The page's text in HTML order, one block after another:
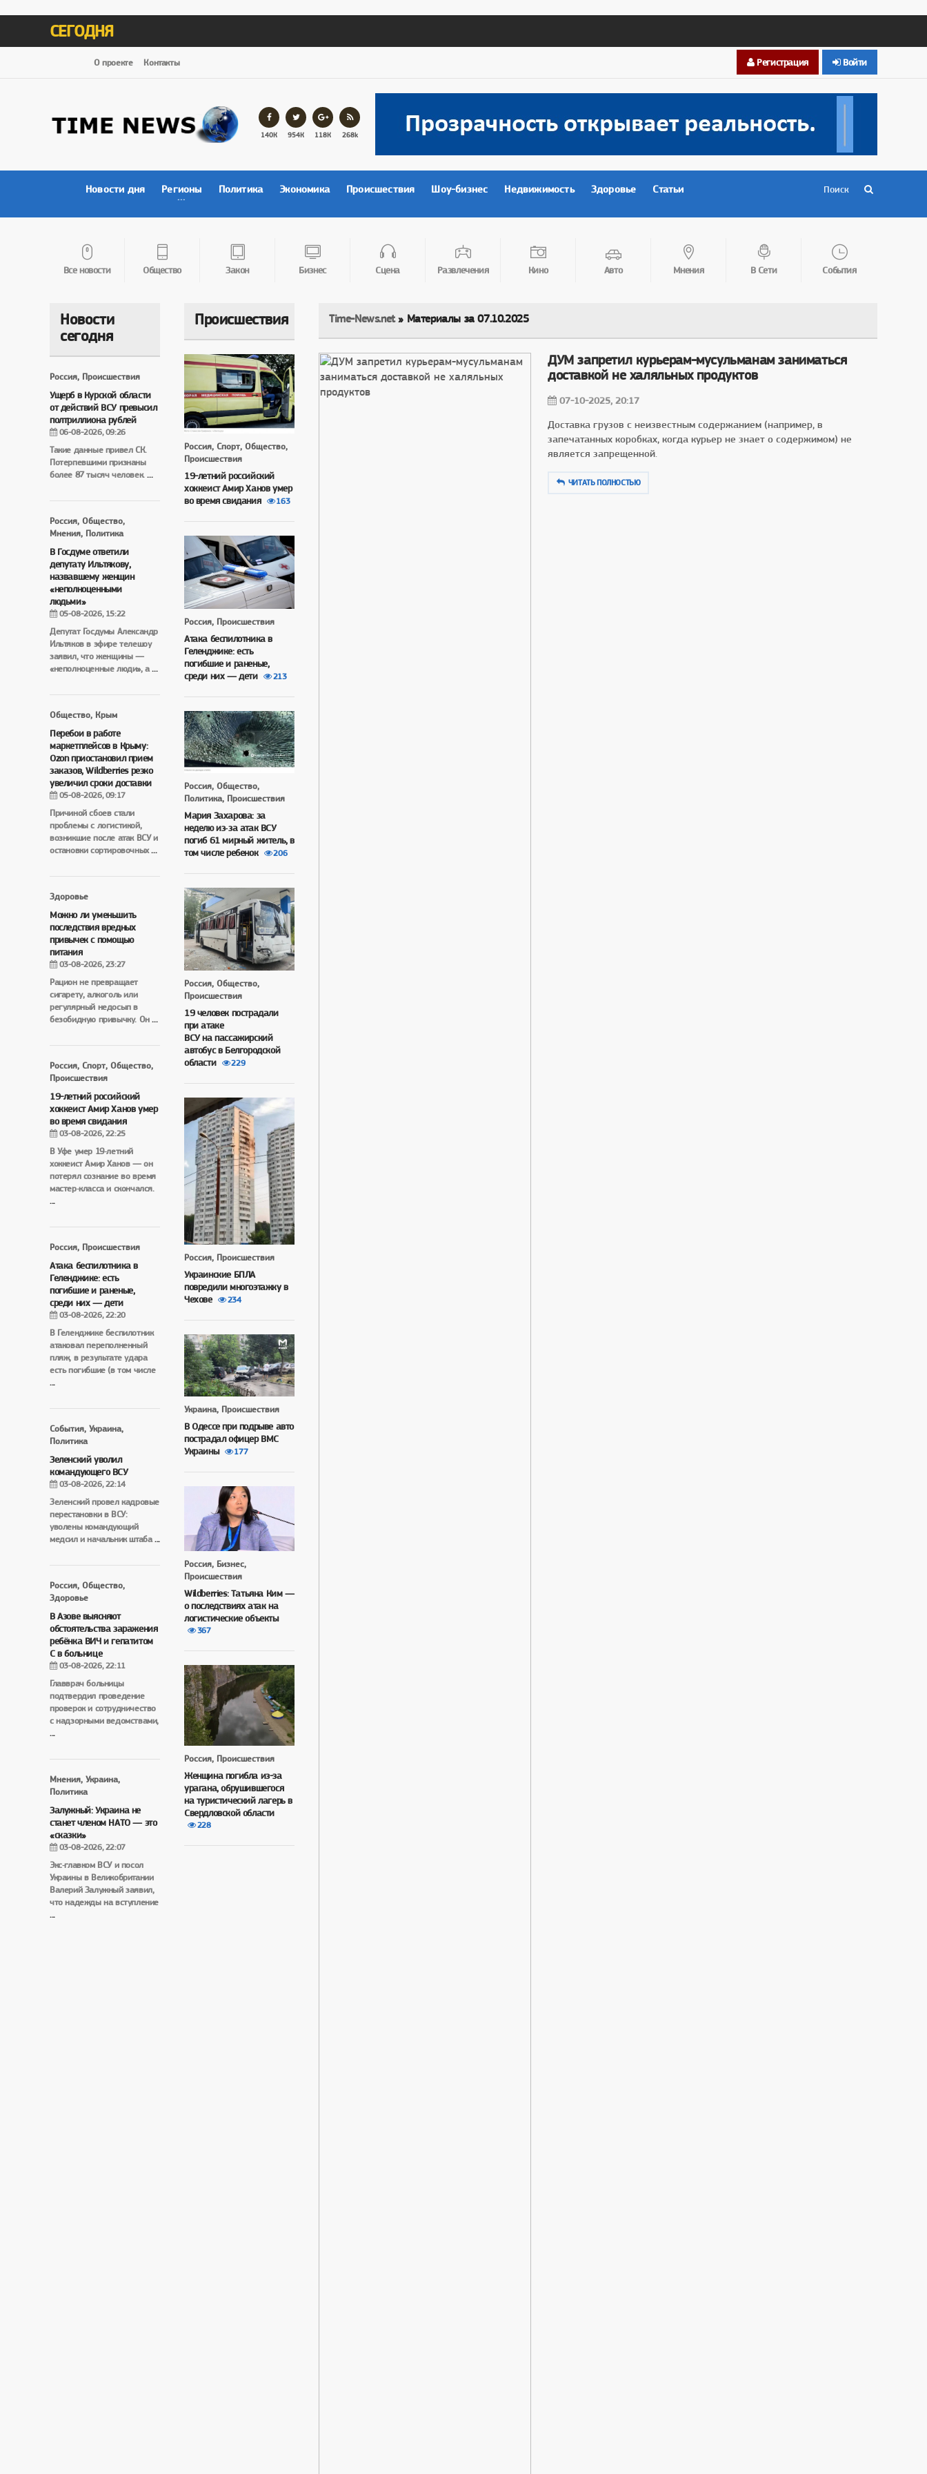
СЕГОДНЯ
Войти
Регистрация
О проекте Контакты
140К 954К 118К 268k
Новости дня Регионы Политика Экономика Происшествия Шоу-бизнес Недвижимость Здоровье Статьи
Все новости Общество Закон Бизнес Сцена Развлечения Кино Авто Мнения В Сети События
Новости
сегодня
Россия, Происшествия
Ущерб в Курской области
от действий ВСУ превысил
полтриллиона рублей
06-08-2026, 09:26
Такие данные привел СК.
Потерпевшими признаны
более 87 тысяч человек....
Россия, Общество,
Мнения, Политика
В Госдуме ответили
депутату Ильтякову,
назвавшему женщин
«неполноценными
людьми»
05-08-2026, 15:22
Депутат Госдумы Александр
Ильтяков в эфире телешоу
заявил, что женщины —
«неполноценные люди», а...
Общество, Крым
Перебои в работе
маркетплейсов в Крыму:
Ozon приостановил прием
заказов, Wildberries резко
увеличил сроки доставки
05-08-2026, 09:17
Причиной сбоев стали
проблемы с логистикой,
возникшие после атак ВСУ и
остановки сортировочных...
Здоровье
Можно ли уменьшить
последствия вредных
привычек с помощью
питания
03-08-2026, 23:27
Рацион не превращает
сигарету, алкоголь или
регулярный недосып в
безобидную привычку. Он...
Россия, Спорт, Общество,
Происшествия
19-летний российский
хоккеист Амир Ханов умер
во время свидания
03-08-2026, 22:25
В Уфе умер 19‑летний
хоккеист Амир Ханов — он
потерял сознание во время
мастер‑класса и скончался.
...
Россия, Происшествия
Атака беспилотника в
Геленджике: есть
погибшие и раненые,
среди них — дети
03-08-2026, 22:20
В Геленджике беспилотник
атаковал переполненный
пляж, в результате удара
есть погибшие (в том числе
...
События, Украина,
Политика
Зеленский уволил
командующего ВСУ
03-08-2026, 22:14
Зеленский провел кадровые
перестановки в ВСУ:
уволены командующий
медсил и начальник штаба...
Россия, Общество,
Здоровье
В Азове выясняют
обстоятельства заражения
ребёнка ВИЧ и гепатитом
С в больнице
03-08-2026, 22:11
Главврач больницы
подтвердил проведение
проверок и сотрудничество
с надзорными ведомствами,
...
Мнения, Украина,
Политика
Залужный: Украина не
станет членом НАТО — это
«сказки»
03-08-2026, 22:07
Экс‑главком ВСУ и посол
Украины в Великобритании
Валерий Залужный заявил,
что надежды на вступление
...
Происшествия
Россия, Спорт, Общество,
Происшествия
19-летний российский
хоккеист Амир Ханов умер
во время свидания
163
Россия, Происшествия
Атака беспилотника в
Геленджике: есть
погибшие и раненые,
среди них — дети
213
Россия, Общество,
Политика, Происшествия
Мария Захарова: за
неделю из‑за атак ВСУ
погиб 61 мирный житель, в
том числе ребенок
206
Россия, Общество,
Происшествия
19 человек пострадали
при атаке
ВСУ на пассажирский
автобус в Белгородской
области
229
Россия, Происшествия
Украинские БПЛА
повредили многоэтажку в
Чехове
234
Украина, Происшествия
В Одессе при подрыве авто
пострадал офицер ВМС
Украины
177
Россия, Бизнес,
Происшествия
Wildberries: Татьяна Ким —
о последствиях атак на
логистические объекты
367
Россия, Происшествия
Женщина погибла из-за
урагана, обрушившегося
на туристический лагерь в
Свердловской области
228
Time-News.net» Материалы за 07.10.2025
ДУМ запретил курьерам-мусульманам заниматься
доставкой не халяльных продуктов
07-10-2025, 20:17
Доставка грузов с неизвестным содержанием (например, в
запечатанных коробках, когда курьер не знает о содержимом) не
является запрещенной.
ЧИТАТЬ ПОЛНОСТЬЮ